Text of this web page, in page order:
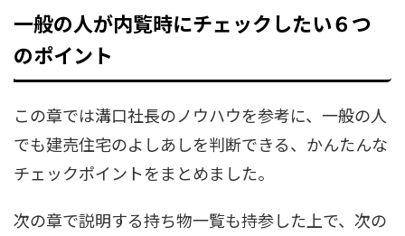
一般の人が内覧時にチェックしたい６つ
のポイント
この章では溝口社長のノウハウを参考に、一般の人
でも建売住宅のよしあしを判断できる、かんたんな
チェックポイントをまとめました。
次の章で説明する持ち物一覧も持参した上で、次の